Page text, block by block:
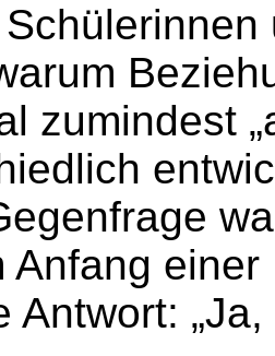
zumindest
Anfang
Ant­wort: